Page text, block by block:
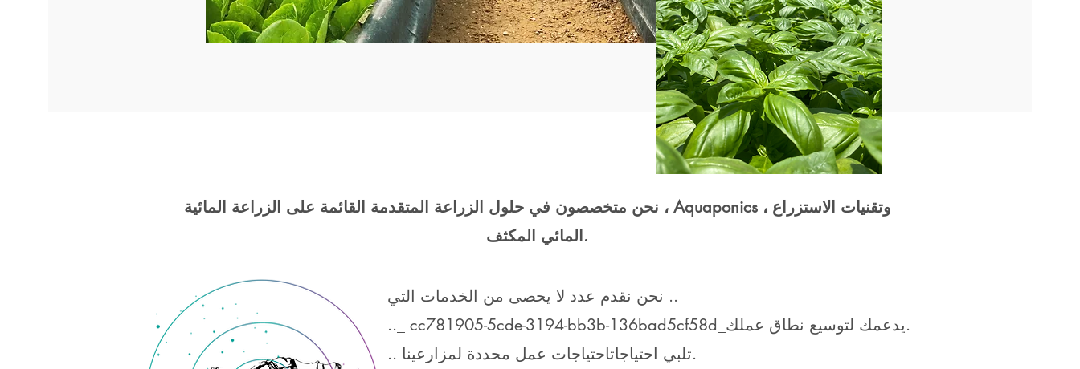
نحن متخصصون في حلول الزراعة المتقدمة القائمة على الزراعة المائية ، Aquaponics ، وتقنيات الاستزراع
المائي المكثف.
نحن نقدم عدد لا يحصى من الخدمات التي ..
.._ cc781905-5cde-3194-bb3b-136bad5cf58d_
يدعمك لتوسيع نطاق عملك.
.. تلبي احتياجاتاحتياجات عمل محددة لمزارعينا.